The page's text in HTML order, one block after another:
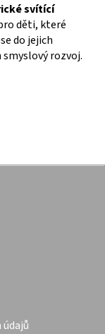
svítící
děti, které
do jejich
rozvoj.